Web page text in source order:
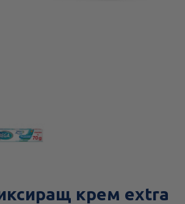
крем extra